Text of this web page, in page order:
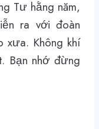
Tư hằng năm,
ra với đoàn
xưa. Không khí
Bạn nhớ đừng